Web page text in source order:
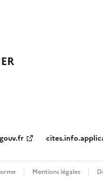
Mentions légales